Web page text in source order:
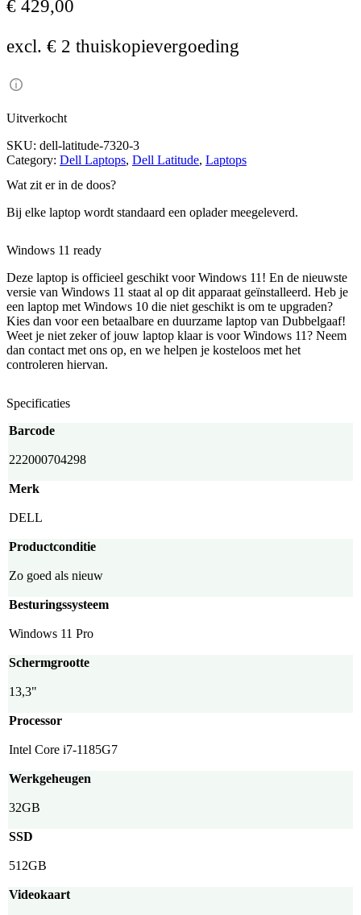
€ 429,00
excl. € 2 thuiskopievergoeding
Uitverkocht
SKU: dell-latitude-7320-3
Category: Dell Laptops, Dell Latitude, Laptops
Wat zit er in de doos?
Bij elke laptop wordt standaard een oplader meegeleverd.
Windows 11 ready
Deze laptop is officieel geschikt voor Windows 11! En de nieuwste
versie van Windows 11 staat al op dit apparaat geïnstalleerd. Heb je
een laptop met Windows 10 die niet geschikt is om te upgraden?
Kies dan voor een betaalbare en duurzame laptop van Dubbelgaaf!
Weet je niet zeker of jouw laptop klaar is voor Windows 11? Neem
dan contact met ons op, en we helpen je kosteloos met het
controleren hiervan.
Specificaties
Barcode
222000704298
Merk
DELL
Productconditie
Zo goed als nieuw
Besturingssysteem
Windows 11 Pro
Schermgrootte
13,3"
Processor
Intel Core i7-1185G7
Werkgeheugen
32GB
SSD
512GB
Videokaart